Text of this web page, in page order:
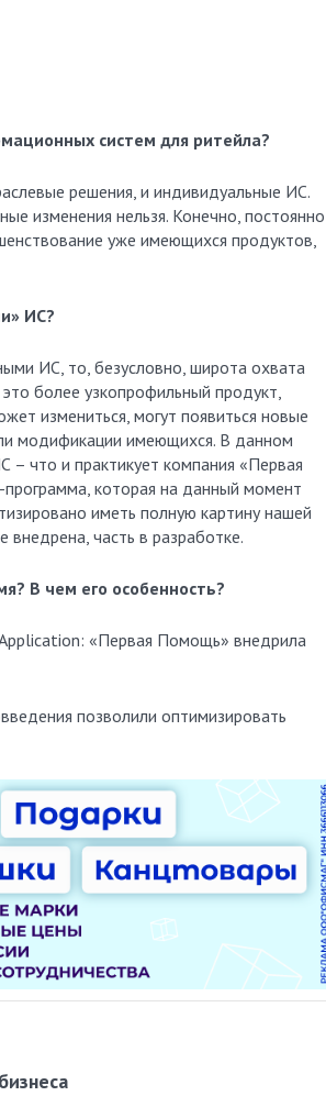
систем для ритейла?
решения, и индивидуальные ИС.
изменения нельзя. Конечно, постоянно
уже имеющихся продуктов,
ИС?
ИС, то, безусловно, широта охвата
более узкопрофильный продукт,
измениться, могут появиться новые
модификации имеющихся. В данном
– что и практикует компания «Первая
которая на данный момент
иметь полную картину нашей
часть в разработке.
В чем его особенность?
«Первая Помощь» внедрила
позволили оптимизировать